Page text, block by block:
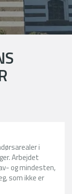
i
Arbejdet
og mindesten,
som ikke er